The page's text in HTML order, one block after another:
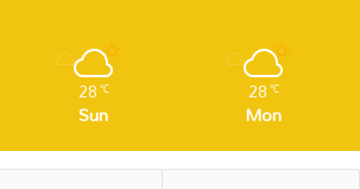
28℃
Sun
28℃
Mon